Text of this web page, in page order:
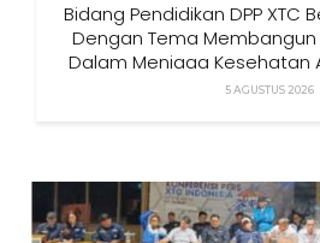
Bidang Pendidikan DPP XTC
Dengan Tema Membangun
Dalam Menjaga Kesehatan
5 AGUSTUS 2026